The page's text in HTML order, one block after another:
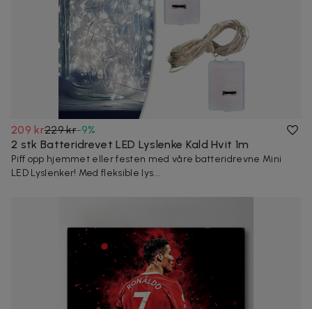
209 kr229 kr-9%
2 stk Batteridrevet LED Lyslenke Kald Hvit 1m
Piff opp hjemmet eller festen med våre batteridrevne Mini
LED Lyslenker! Med fleksible lys...